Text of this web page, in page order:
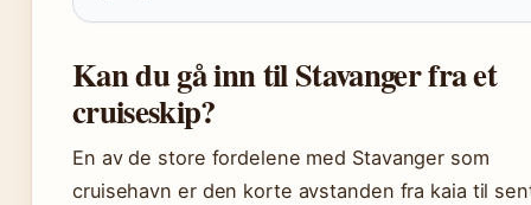
Kan du gå inn til Stavanger fra et
cruiseskip?
En av de store fordelene med Stavanger som
cruisehavn er den korte avstanden fra kaia til